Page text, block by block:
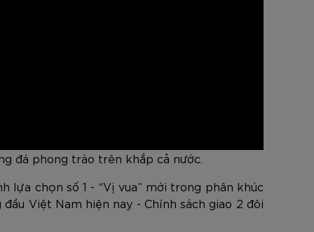
đá phong trào trên khắp cả nước.
lựa chọn số 1 - “Vị vua” mới trong phân khúc
Việt Nam hiện nay - Chính sách giao 2 đôi